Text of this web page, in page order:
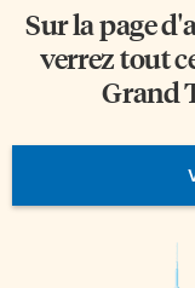
Sur la page
verrez tout
Grand